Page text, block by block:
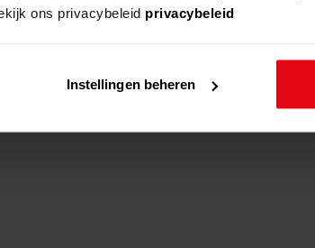
ons privacybeleid privacybeleid
Instellingen beheren